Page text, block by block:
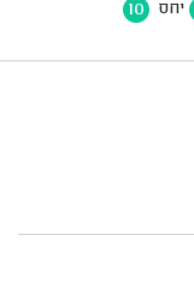
יחס 10